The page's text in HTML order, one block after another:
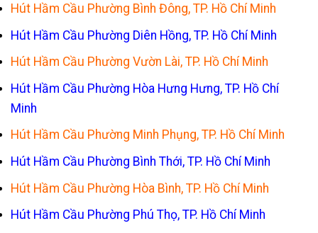
Hút Hầm Cầu Phường Bình Đông, TP. Hồ Chí Minh
Hút Hầm Cầu Phường Diên Hồng, TP. Hồ Chí Minh
Hút Hầm Cầu Phường Vườn Lài, TP. Hồ Chí Minh
Hút Hầm Cầu Phường Hòa Hưng Hưng, TP. Hồ Chí
Minh
Hút Hầm Cầu Phường Minh Phụng, TP. Hồ Chí Minh
Hút Hầm Cầu Phường Bình Thới, TP. Hồ Chí Minh
Hút Hầm Cầu Phường Hòa Bình, TP. Hồ Chí Minh
Hút Hầm Cầu Phường Phú Thọ, TP. Hồ Chí Minh